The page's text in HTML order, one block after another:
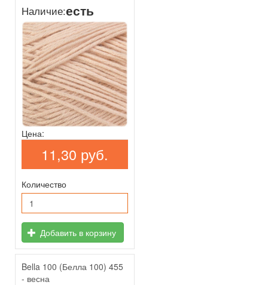
Наличие:есть
Цена:
11,30 руб.
Количество
Добавить в корзину
Bella 100 (Белла 100) 455
- весна